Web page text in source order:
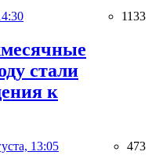
1133
стали
к
13:05 473